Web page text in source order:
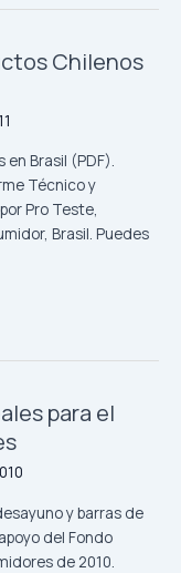
Chilenos
Brasil (PDF).
Técnico y
Pro Teste,
Brasil. Puedes
para el
y barras de
del Fondo
de 2010.